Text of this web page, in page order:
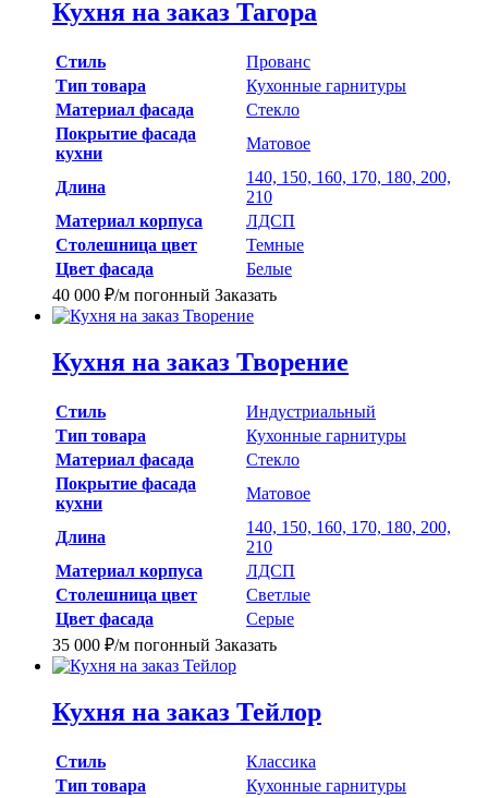
Кухня на заказ Тагора
Стиль
Прованс
Тип товара
Кухонные гарнитуры
Материал фасада
Стекло
Покрытие фасада
кухни
Матовое
Длина
140, 150, 160, 170, 180, 200,
210
Материал корпуса
ЛДСП
Столешница цвет
Темные
Цвет фасада
Белые
40 000 ₽/м погонный Заказать
Кухня на заказ Творение
Стиль
Индустриальный
Тип товара
Кухонные гарнитуры
Материал фасада
Стекло
Покрытие фасада
кухни
Матовое
Длина
140, 150, 160, 170, 180, 200,
210
Материал корпуса
ЛДСП
Столешница цвет
Светлые
Цвет фасада
Серые
35 000 ₽/м погонный Заказать
Кухня на заказ Тейлор
Стиль
Классика
Тип товара
Кухонные гарнитуры